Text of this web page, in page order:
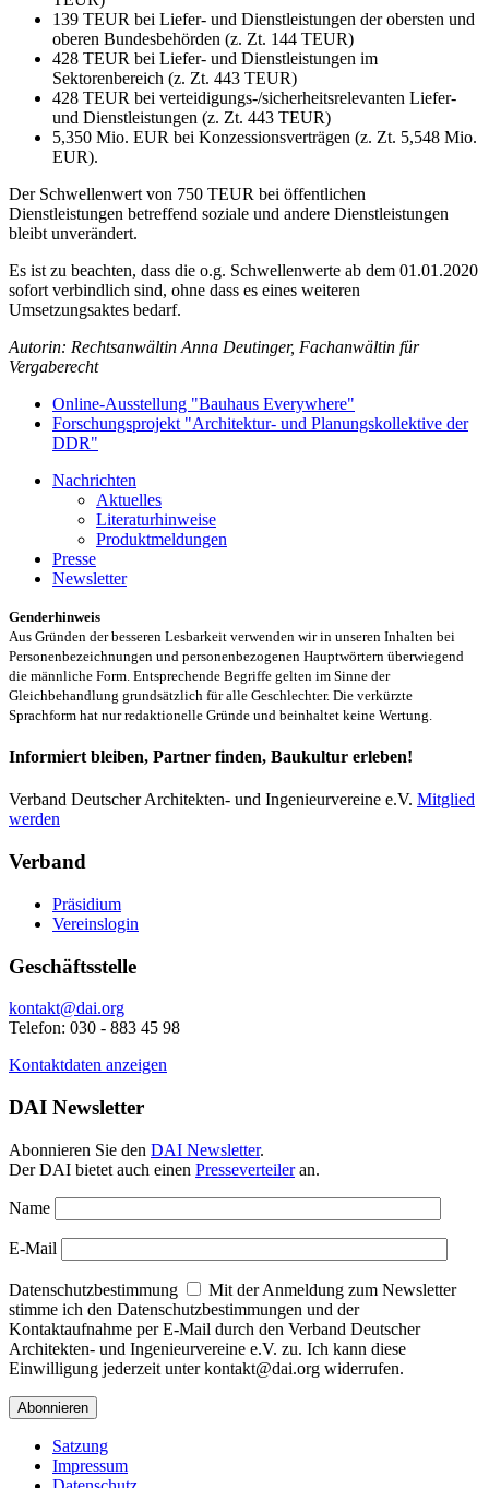
139 TEUR bei Liefer- und Dienstleistungen der obersten und
oberen Bundesbehörden (z. Zt. 144 TEUR)
428 TEUR bei Liefer- und Dienstleistungen im
Sektorenbereich (z. Zt. 443 TEUR)
428 TEUR bei verteidigungs-/sicherheitsrelevanten Liefer-
und Dienstleistungen (z. Zt. 443 TEUR)
5,350 Mio. EUR bei Konzessionsverträgen (z. Zt. 5,548 Mio.
EUR).
Der Schwellenwert von 750 TEUR bei öffentlichen
Dienstleistungen betreffend soziale und andere Dienstleistungen
bleibt unverändert.
Es ist zu beachten, dass die o.g. Schwellenwerte ab dem 01.01.2020
sofort verbindlich sind, ohne dass es eines weiteren
Umsetzungsaktes bedarf.
Autorin: Rechtsanwältin Anna Deutinger, Fachanwältin für
Vergaberecht
Online-Ausstellung "Bauhaus Everywhere"
Forschungsprojekt "Architektur- und Planungskollektive der
DDR"
Nachrichten
Aktuelles
Literaturhinweise
Produktmeldungen
Presse
Newsletter
Genderhinweis
Aus Gründen der besseren Lesbarkeit verwenden wir in unseren Inhalten bei
Personenbezeichnungen und personenbezogenen Hauptwörtern überwiegend
die männliche Form. Entsprechende Begriffe gelten im Sinne der
Gleichbehandlung grundsätzlich für alle Geschlechter. Die verkürzte
Sprachform hat nur redaktionelle Gründe und beinhaltet keine Wertung.
Informiert bleiben, Partner finden, Baukultur erleben!
Verband Deutscher Architekten- und Ingenieurvereine e.V. Mitglied
werden
Verband
Präsidium
Vereinslogin
Geschäftsstelle
kontakt@dai.org
Telefon: 030 - 883 45 98
Kontaktdaten anzeigen
DAI Newsletter
Abonnieren Sie den DAI Newsletter.
Der DAI bietet auch einen Presseverteileran.
Name
E-Mail
Datenschutzbestimmung
Mit der Anmeldung zum Newsletter
stimme ich den Datenschutzbestimmungen und der
Kontaktaufnahme per E-Mail durch den Verband Deutscher
Architekten- und Ingenieurvereine e.V. zu. Ich kann diese
Einwilligung jederzeit unter kontakt@dai.org widerrufen.
Satzung
Impressum